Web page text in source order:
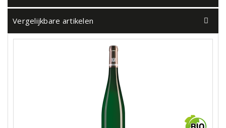
Vergelijkbare artikelen